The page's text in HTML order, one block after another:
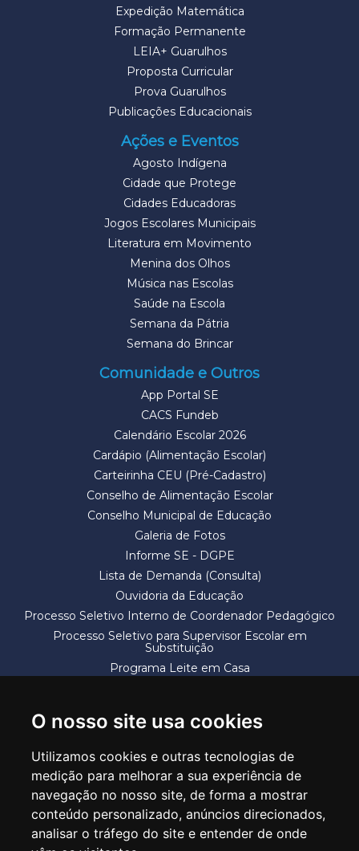
O nosso site usa cookies
Utilizamos cookies e outras tecnologias de
medição para melhorar a sua experiência de
navegação no nosso site, de forma a mostrar
conteúdo personalizado, anúncios direcionados,
analisar o tráfego do site e entender de onde
Expedição Matemática
Formação Permanente
LEIA+ Guarulhos
Proposta Curricular
Prova Guarulhos
Publicações Educacionais
Ações e Eventos
Agosto Indígena
Cidade que Protege
Cidades Educadoras
Jogos Escolares Municipais
Literatura em Movimento
Menina dos Olhos
Música nas Escolas
Saúde na Escola
Semana da Pátria
Semana do Brincar
Comunidade e Outros
App Portal SE
CACS Fundeb
Calendário Escolar 2026
Cardápio (Alimentação Escolar)
Carteirinha CEU (Pré-Cadastro)
Conselho de Alimentação Escolar
Conselho Municipal de Educação
Galeria de Fotos
Informe SE - DGPE
Lista de Demanda (Consulta)
Ouvidoria da Educação
Processo Seletivo Interno de Coordenador Pedagógico
Processo Seletivo para Supervisor Escolar em
Substituição
Programa Leite em Casa
SECRETARIA DE EDUCAÇÃO
Rua Claudino Barbosa, 313 - Macedo - Guarulhos/SP CEP 07113-040